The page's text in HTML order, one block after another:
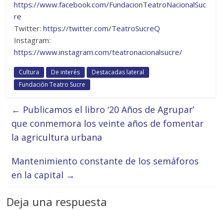
https://www.facebook.com/FundacionTeatroNacionalSuc
re
Twitter:https://twitter.com/TeatroSucreQ
Instagram:
https://www.instagram.com/teatronacionalsucre/
Cultura De interés
Destacadas lateral
Fundación Teatro Sucre
← Publicamos el libro ‘20 Años de Agrupar’
que conmemora los veinte años de fomentar
la agricultura urbana
Mantenimiento constante de los semáforos
en la capital →
Deja una respuesta